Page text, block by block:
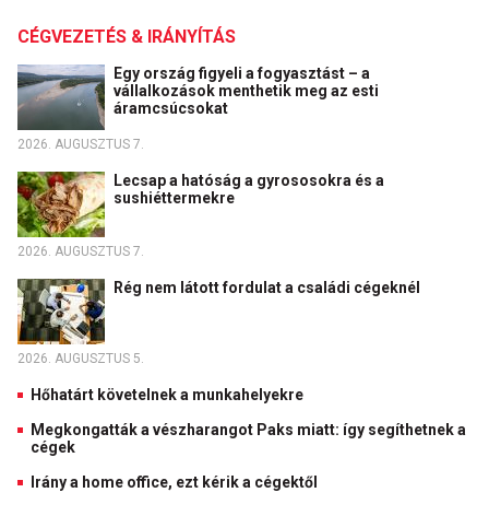
CÉGVEZETÉS & IRÁNYÍTÁS
Egy ország figyeli a fogyasztást – a
vállalkozások menthetik meg az esti
áramcsúcsokat
2026. AUGUSZTUS 7.
Lecsap a hatóság a gyrososokra és a
sushiéttermekre
2026. AUGUSZTUS 7.
Rég nem látott fordulat a családi cégeknél
2026. AUGUSZTUS 5.
Hőhatárt követelnek a munkahelyekre
Megkongatták a vészharangot Paks miatt: így segíthetnek a
cégek
Irány a home office, ezt kérik a cégektől